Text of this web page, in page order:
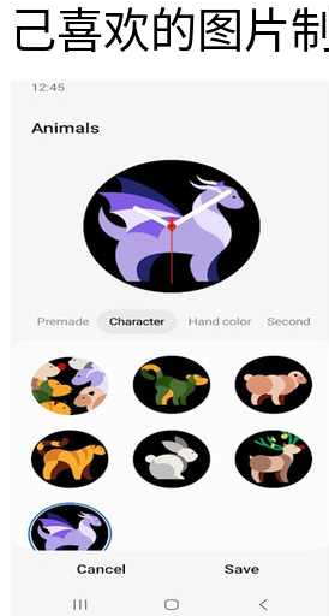
己喜欢的图片